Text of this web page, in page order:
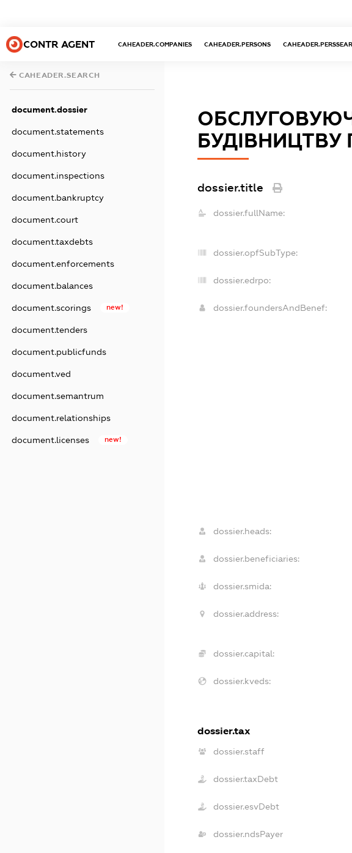
CONTR AGENT CAHEADER.COMPANIES CAHEADER.PERSONS
CAHEADER.SEARCH
document.dossier
document.statements
document.history
document.inspections
document.bankruptcy
document.court
document.taxdebts
document.enforcements
document.balances
document.scorings new!
document.tenders
document.publicfunds
document.ved
document.semantrum
document.relationships
document.licenses new!
БУДІВНИЦТВУ
dossier.title
dossier.fullName:
dossier.opfSubType:
dossier.edrpo:
dossier.foundersAndBenef:
dossier.heads:
dossier.beneficiaries:
dossier.smida:
dossier.address:
dossier.capital:
dossier.kveds:
dossier.tax
dossier.staff
dossier.taxDebt
dossier.esvDebt
dossier.ndsPayer